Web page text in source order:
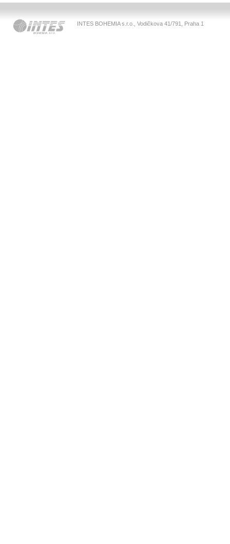
INTES BOHEMIA s.r.o., Vodičkova 41/791, Praha 1